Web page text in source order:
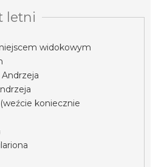
letni
widokowym
Andrzeja
koniecznie